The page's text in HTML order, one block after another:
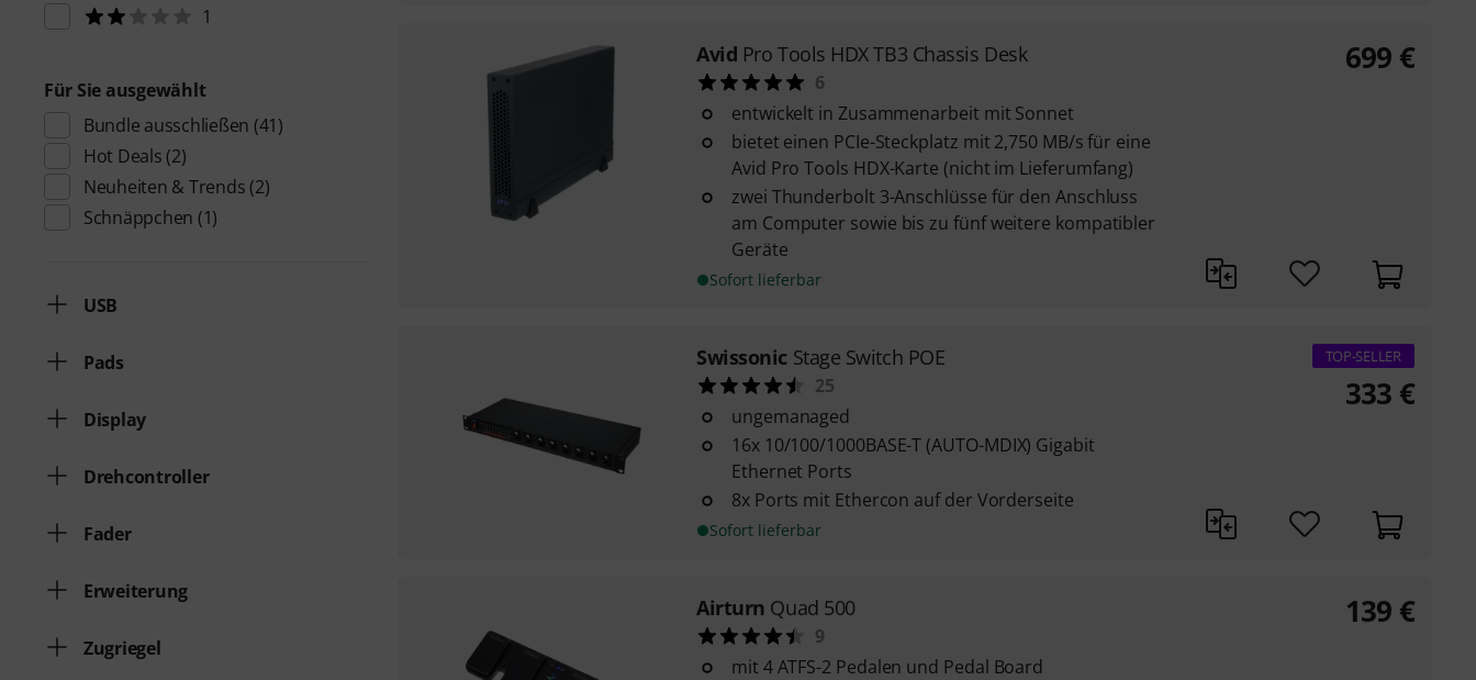
1
Für Sie ausgewählt
Bundle ausschließen (41)
Hot Deals (2)
Neuheiten & Trends (2)
Schnäppchen (1)
USB
Pads
Display
Drehcontroller
Fader
Erweiterung
Zugriegel
Avid Pro Tools HDX TB3 Chassis Desk
6
entwickelt in Zusammenarbeit mit Sonnet
bietet einen PCIe-Steckplatz mit 2,750 MB/s für eine
Avid Pro Tools HDX-Karte (nicht im Lieferumfang)
zwei Thunderbolt 3-Anschlüsse für den Anschluss
am Computer sowie bis zu fünf weitere kompatibler
Geräte
Sofort lieferbar
699 €
Swissonic Stage Switch POE
25
ungemanaged
16x 10/100/1000BASE-T (AUTO-MDIX) Gigabit
Ethernet Ports
8x Ports mit Ethercon auf der Vorderseite
Sofort lieferbar
TOP-SELLER
333 €
Airturn Quad 500
9
mit 4 ATFS-2 Pedalen und Pedal Board
139 €